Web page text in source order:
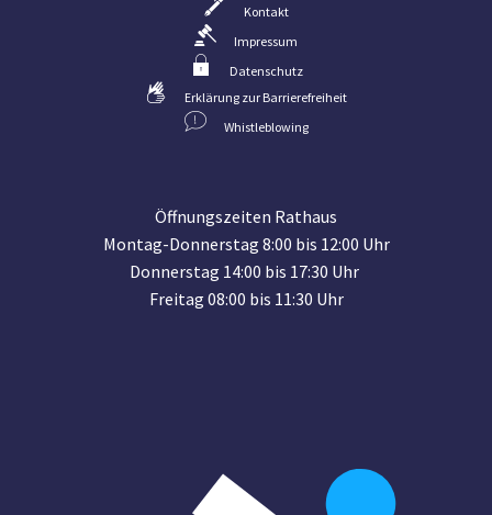
Kontakt
Impressum
Datenschutz
Erklärung zur Barrierefreiheit
Whistleblowing
Öffnungszeiten Rathaus
Montag-Donnerstag 8:00 bis 12:00 Uhr
Donnerstag 14:00 bis 17:30 Uhr
Freitag 08:00 bis 11:30 Uhr